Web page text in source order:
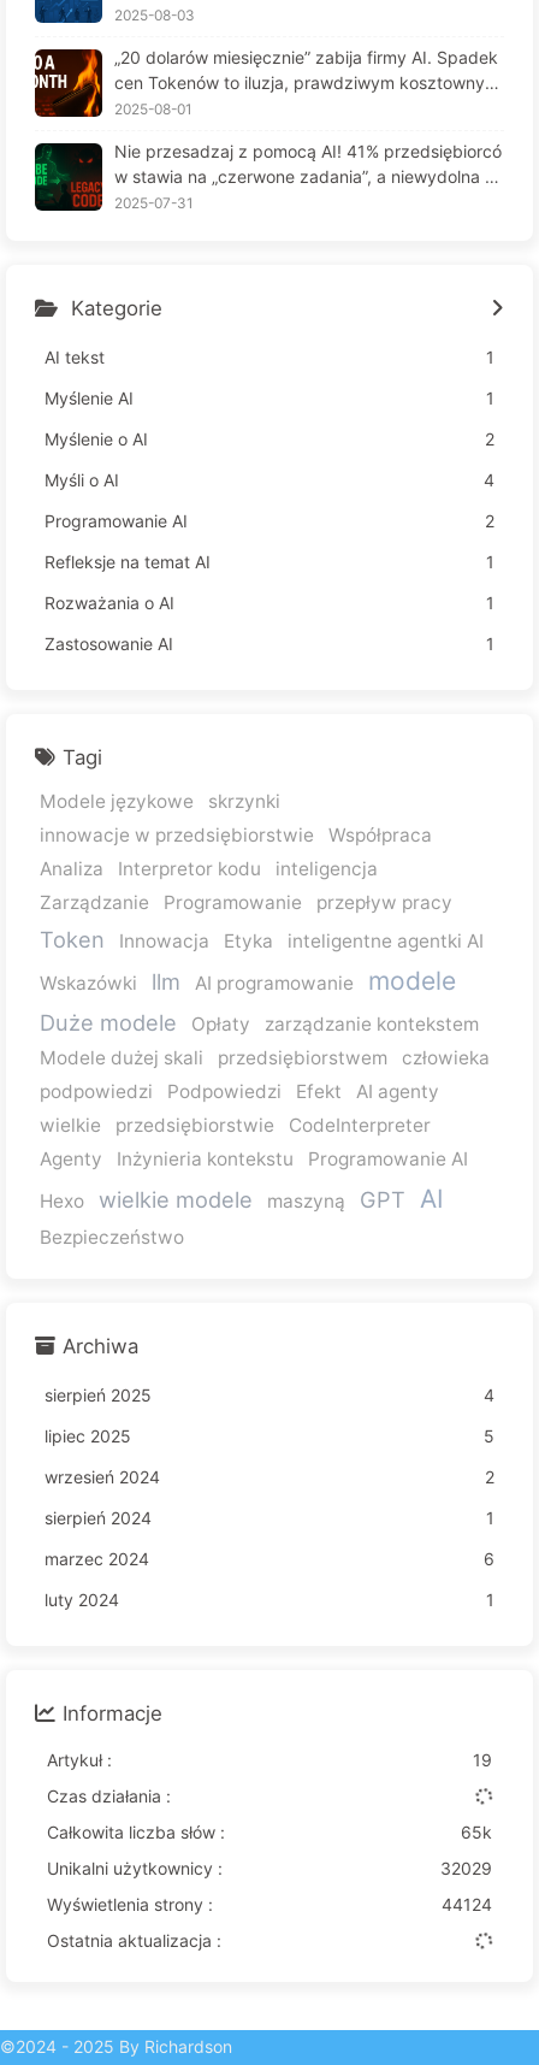
dnik wdrożenia na rok 2025 - Powoli ucz się AI16
2025-08-03
„20 dolarów miesięcznie” zabija firmy AI. Spadek
cen Tokenów to iluzja, prawdziwym kosztownym
jest twoja chciwość — powoli ucz się AI164
2025-08-01
Nie przesadzaj z pomocą AI! 41% przedsiębiorcó
w stawia na „czerwone zadania”, a niewydolna te
chnologia czyni pracowników jeszcze bardziej ni
2025-07-31
Kategorie
AI tekst
1
Myślenie AI
1
Myślenie o AI
2
Myśli o AI
4
Programowanie AI
2
Refleksje na temat AI
1
Rozważania o AI
1
Zastosowanie AI
1
Tagi
Modele językowe
skrzynki
innowacje w przedsiębiorstwie
Współpraca
Analiza
Interpretor kodu
inteligencja
Zarządzanie
Programowanie przepływ pracy
Token Innowacja Etyka
inteligentne agentki AI
Wskazówki
llm AI programowanie modele
Duże modele Opłaty
zarządzanie kontekstem
Modele dużej skali
przedsiębiorstwem
człowieka
podpowiedzi
Podpowiedzi Efekt
AI agenty
wielkie
przedsiębiorstwie
CodeInterpreter
Agenty
Inżynieria kontekstu
Programowanie AI
Hexo
wielkie modele maszyną GPT AI
Bezpieczeństwo
Archiwa
sierpień 2025
4
lipiec 2025
5
wrzesień 2024
2
sierpień 2024
1
marzec 2024
6
luty 2024
1
Informacje
Artykuł :
19
Czas działania :
Całkowita liczba słów :
65k
Unikalni użytkownicy :
32029
Wyświetlenia strony :
44124
Ostatnia aktualizacja :
©2024 - 2025 By Richardson